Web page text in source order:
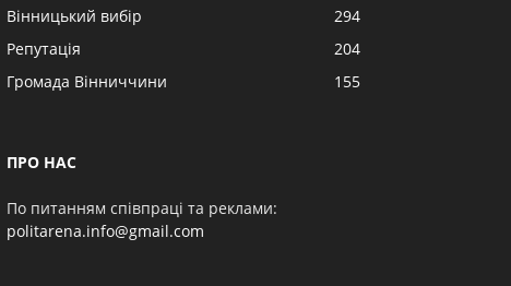
Вінницький вибір
294
Репутація
204
Громада Вінниччини
155
ПРО НАС
По питанням співпраці та реклами:
politarena.info@gmail.com